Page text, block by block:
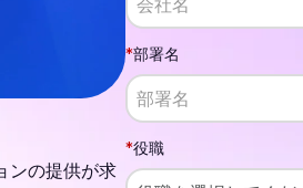
ンの提供が求
*部署名
*役職